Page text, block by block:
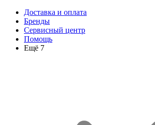
Доставка и оплата
Бренды
Сервисный центр
Помощь
Ещё 7